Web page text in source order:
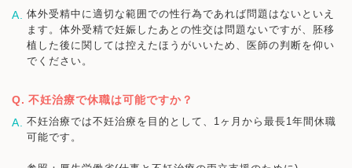
体外受精中に適切な範囲での性行為であれば問題はないといえ
ます。体外受精で妊娠したあとの性交は問題ないですが、胚移
植した後に関しては控えたほうがいいため、医師の判断を仰い
でください。
不妊治療で休職は可能ですか？
不妊治療では不妊治療を目的として、1ヶ月から最長1年間休職
可能です。